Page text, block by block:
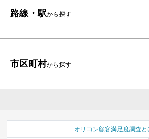
路線・駅から探す
市区町村から探す
オリコン顧客満足度調査と